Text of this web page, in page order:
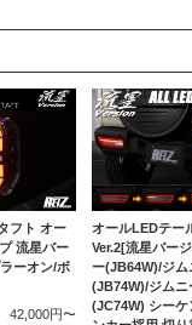
フト オー
流星バー
ーオン/ボ
42,000円〜
オールLEDテー
Ver.2[流星バー
ー(JB64W)/ジム
(JB74W)/ジムニ
(JC74W) シーケ